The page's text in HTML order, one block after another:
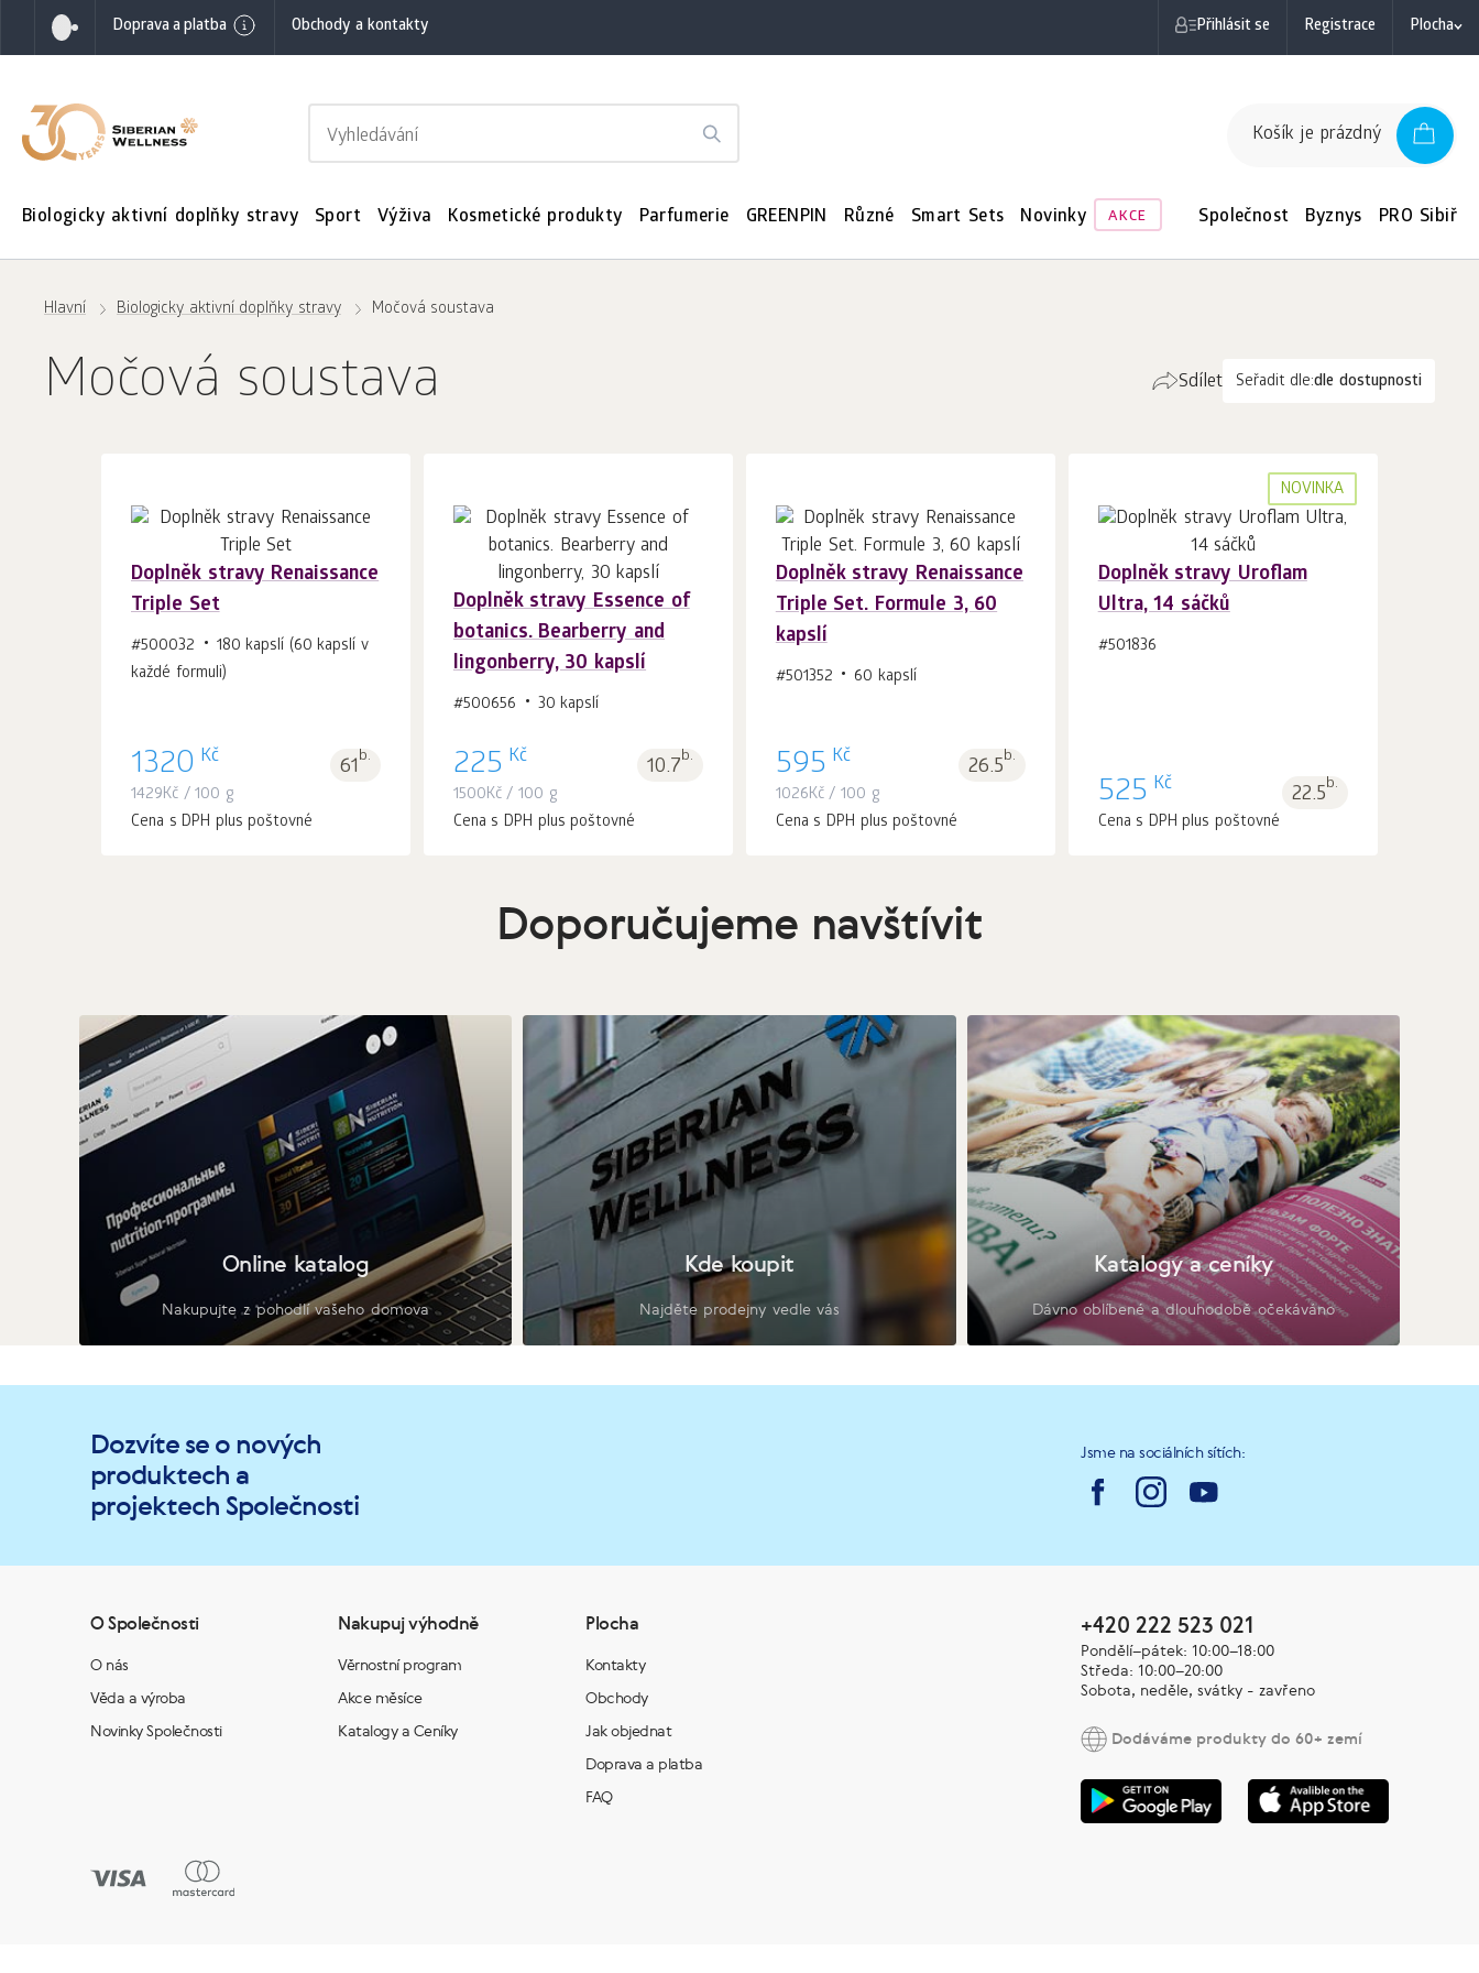
Doprava a platba Obchody a kontakty Přihlásit se Registrace Plocha
Košík je prázdný
Biologicky aktivní doplňky stravy Sport Výživa Kosmetické produkty Parfumerie GREENPIN Různé Smart Sets Novinky AKCE Společnost Byznys PRO Sibiř
Hlavní Biologicky aktivní doplňky stravy Močová soustava
Močová soustava Seřadit dle:dle dostupnosti
Sdílet
Doplněk stravy Renaissance
Triple Set
#500032
180 kapslí (60 kapslí v
každé formuli)
1320 Kč 61b.
1429Kč / 100 g
Cena s DPH plus poštovné
Doplněk stravy Essence of
botanics. Bearberry and
lingonberry, 30 kapslí
#500656 30 kapslí
225 Kč 10.7b.
1500Kč/ 100 g
Cena s DPH plus poštovné
Do košíku 1ks.
Doplněk stravy Renaissance
Triple Set. Formule 3, 60
kapslí
#501352 60 kapslí
595 Kč 26.5b.
1026Kč/ 100 g
Cena s DPH plus poštovné
NOVINKA
Doplněk stravy Uroflam
Ultra, 14 sáčků
#501836
525 Kč 22.5b.
Cena s DPH plus poštovné
Doporučujeme navštívit
Online katalog
Nakupujte z pohodlí vašeho domova
Kde koupit
Najděte prodejny vedle vás
Katalogy a ceníky
Dávno oblíbené a dlouhodobě očekáváno
Dozvíte se o nových
produktech a
projektech Společnosti
Jsme na sociálních sítích:
O Společnosti
O nás
Věda a výroba
Novinky Společnosti
Nakupuj výhodně
Věrnostní program
Akce měsíce
Katalogy a Ceníky
Plocha
Kontakty
Obchody
Jak objednat
Doprava a platba
FAQ
+420 222 523 021
Pondělí–pátek: 10:00–18:00
Středa: 10:00–20:00
Sobota, neděle, svátky - zavřeno
Dodáváme produkty do 60+ zemí